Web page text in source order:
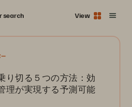
search View
り切る５つの方法：効
理が実現する予測可能